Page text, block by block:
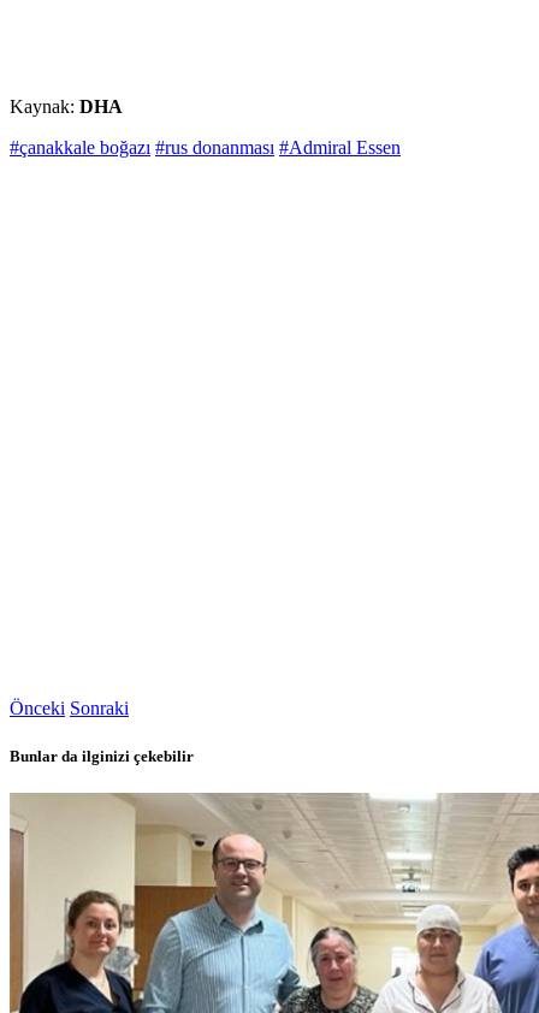
Kaynak: DHA
#çanakkale boğazı #rus donanması #Admiral Essen
Önceki Sonraki
Bunlar da ilginizi çekebilir